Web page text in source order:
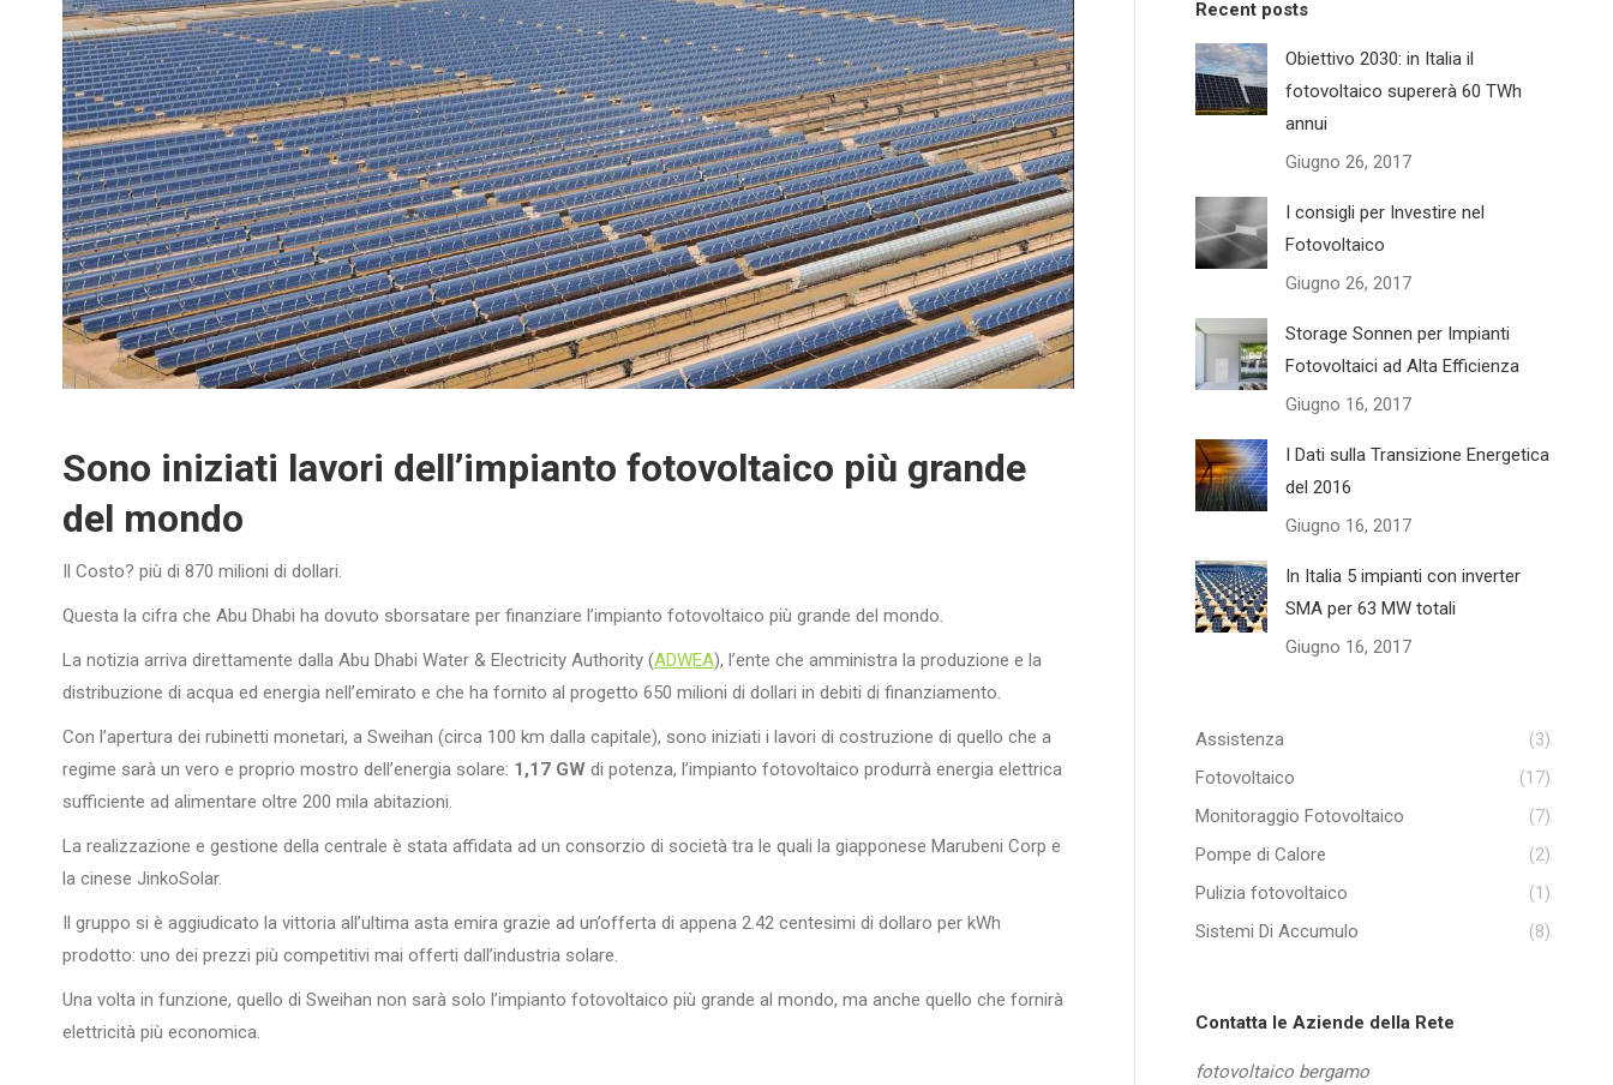
Sono iniziati lavori dell’impianto fotovoltaico più grande
del mondo
Il Costo? più di 870 milioni di dollari.
Questa la cifra che Abu Dhabi ha dovuto sborsatare per finanziare l’impianto fotovoltaico più grande del mondo.
La notizia arriva direttamente dalla Abu Dhabi Water & Electricity Authority (ADWEA), l’ente che amministra la produzione e la
distribuzione di acqua ed energia nell’emirato e che ha fornito al progetto 650 milioni di dollari in debiti di finanziamento.
Con l’apertura dei rubinetti monetari, a Sweihan (circa 100 km dalla capitale), sono iniziati i lavori di costruzione di quello che a
regime sarà un vero e proprio mostro dell’energia solare: 1,17 GW di potenza, l’impianto fotovoltaico produrrà energia elettrica
sufficiente ad alimentare oltre 200 mila abitazioni.
La realizzazione e gestione della centrale è stata affidata ad un consorzio di società tra le quali la giapponese Marubeni Corp e
la cinese JinkoSolar.
Il gruppo si è aggiudicato la vittoria all’ultima asta emira grazie ad un’offerta di appena 2.42 centesimi di dollaro per kWh
prodotto: uno dei prezzi più competitivi mai offerti dall’industria solare.
Una volta in funzione, quello di Sweihan non sarà solo l’impianto fotovoltaico più grande al mondo, ma anche quello che fornirà
elettricità più economica.
Recent posts
Obiettivo 2030: in Italia il
fotovoltaico supererà 60 TWh
annui
Giugno 26, 2017
I consigli per Investire nel
Fotovoltaico
Giugno 26, 2017
Storage Sonnen per Impianti
Fotovoltaici ad Alta Efficienza
Giugno 16, 2017
I Dati sulla Transizione Energetica
del 2016
Giugno 16, 2017
In Italia 5 impianti con inverter
SMA per 63 MW totali
Giugno 16, 2017
Assistenza
(3)
Fotovoltaico
(17)
Monitoraggio Fotovoltaico
(7)
Pompe di Calore
(2)
Pulizia fotovoltaico
(1)
Sistemi Di Accumulo
(8)
Contatta le Aziende della Rete
fotovoltaico bergamo